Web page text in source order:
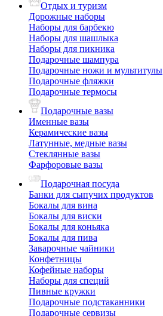
Отдых и туризм
Дорожные наборы
Наборы для барбекю
Наборы для шашлыка
Наборы для пикника
Подарочные шампура
Подарочные ножи и мультитулы
Подарочные фляжки
Подарочные термосы
Подарочные вазы
Именные вазы
Керамические вазы
Латунные, медные вазы
Стеклянные вазы
Фарфоровые вазы
Подарочная посуда
Банки для сыпучих продуктов
Бокалы для вина
Бокалы для виски
Бокалы для коньяка
Бокалы для пива
Заварочные чайники
Конфетницы
Кофейные наборы
Наборы для специй
Пивные кружки
Подарочные подстаканники
Подарочные сервизы